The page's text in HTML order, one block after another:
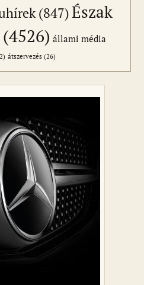
(847)Észak
(4526) állami média
átszervezés (26)